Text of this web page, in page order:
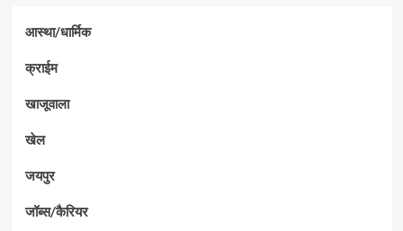
आस्था/धार्मिक
क्राईम
खाजूवाला
खेल
जयपुर
जॉब्स/कैरियर